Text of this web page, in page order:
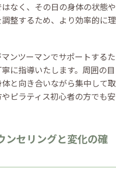
なく、その日の身体の状態や
整するため、より効率的に理
ンツーマンでサポートするた
に指導いたします。周囲の目
と向き合いながら集中して取
ピラティス初心者の方でも安
ンセリングと変化の確